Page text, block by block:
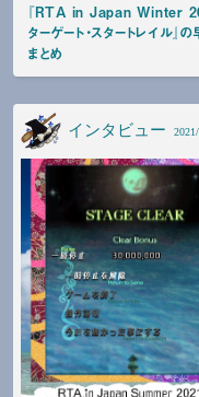
『RTA in Japan Winter
ターゲート・スタートレイル
まとめ
インタビュー